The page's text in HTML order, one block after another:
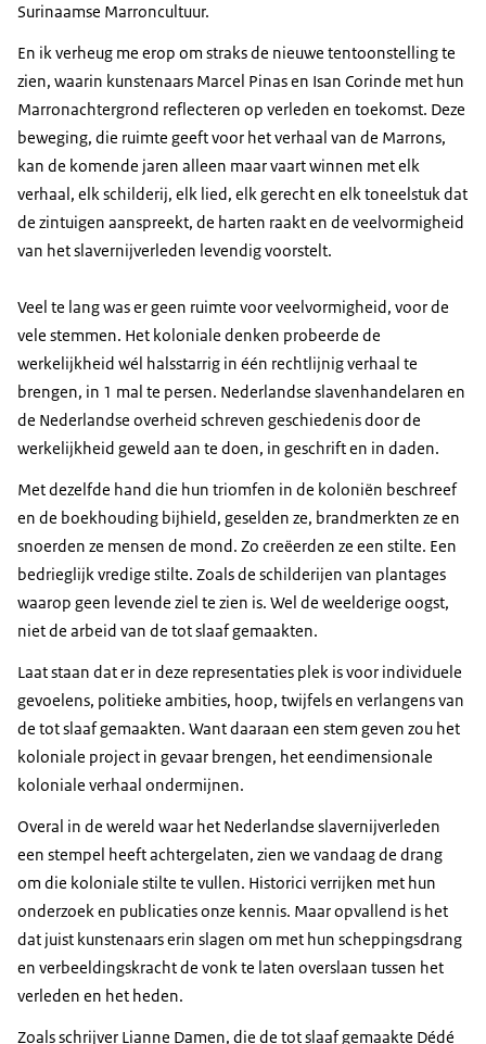
Surinaamse Marroncultuur.
En ik verheug me erop om straks de nieuwe tentoonstelling te
zien, waarin kunstenaars Marcel Pinas en Isan Corinde met hun
Marronachtergrond reflecteren op verleden en toekomst. Deze
beweging, die ruimte geeft voor het verhaal van de Marrons,
kan de komende jaren alleen maar vaart winnen met elk
verhaal, elk schilderij, elk lied, elk gerecht en elk toneelstuk dat
de zintuigen aanspreekt, de harten raakt en de veelvormigheid
van het slavernijverleden levendig voorstelt.
Veel te lang was er geen ruimte voor veelvormigheid, voor de
vele stemmen. Het koloniale denken probeerde de
werkelijkheid wél halsstarrig in één rechtlijnig verhaal te
brengen, in 1 mal te persen. Nederlandse slavenhandelaren en
de Nederlandse overheid schreven geschiedenis door de
werkelijkheid geweld aan te doen, in geschrift en in daden.
Met dezelfde hand die hun triomfen in de koloniën beschreef
en de boekhouding bijhield, geselden ze, brandmerkten ze en
snoerden ze mensen de mond. Zo creëerden ze een stilte. Een
bedrieglijk vredige stilte. Zoals de schilderijen van plantages
waarop geen levende ziel te zien is. Wel de weelderige oogst,
niet de arbeid van de tot slaaf gemaakten.
Laat staan dat er in deze representaties plek is voor individuele
gevoelens, politieke ambities, hoop, twijfels en verlangens van
de tot slaaf gemaakten. Want daaraan een stem geven zou het
koloniale project in gevaar brengen, het eendimensionale
koloniale verhaal ondermijnen.
Overal in de wereld waar het Nederlandse slavernijverleden
een stempel heeft achtergelaten, zien we vandaag de drang
om die koloniale stilte te vullen. Historici verrijken met hun
onderzoek en publicaties onze kennis. Maar opvallend is het
dat juist kunstenaars erin slagen om met hun scheppingsdrang
en verbeeldingskracht de vonk te laten overslaan tussen het
verleden en het heden.
Zoals schrijver Lianne Damen, die de tot slaaf gemaakte Dédé